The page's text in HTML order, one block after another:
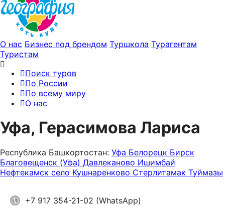
О нас Бизнес под брендом Туршкола Турагентам
Туристам
Поиск туров
По России
По всему миру
О нас
Уфа, Герасимова Лариса
Республика Башкортостан: Уфа Белорецк Бирск
Благовещенск (Уфа) Давлеканово Ишимбай
Нефтекамск село Кушнаренково Стерлитамак Туймазы
+7 917 354-21-02 (WhatsApp)